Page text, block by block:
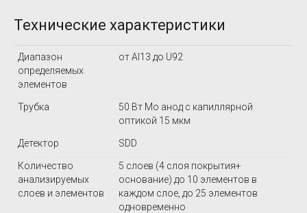
Технические характеристики
Диапазон
определяемых
элементов
от Al13 до U92
Трубка
50 Вт Mo анод с капиллярной
оптикой 15 мкм
Детектор SDD
Количество
анализируемых
слоев и элементов
5 слоев (4 слоя покрытия+
основание) до 10 элементов в
каждом слое, до 25 элементов
одновременно